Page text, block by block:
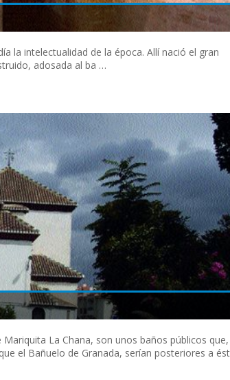
la intelectualidad de la época. Allí nació el gran
adosada al ba …
La Chana, son unos baños públicos que,
el Bañuelo de Granada, serían posteriores a